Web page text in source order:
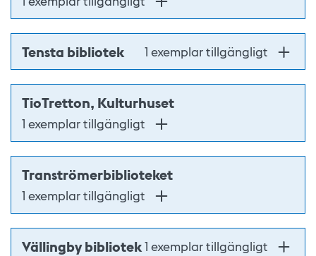
Tensta bibliotek 1 exemplar tillgängligt
TioTretton, Kulturhuset
1 exemplar tillgängligt
Tranströmerbiblioteket
1 exemplar tillgängligt
Vällingby bibliotek1 exemplar tillgängligt